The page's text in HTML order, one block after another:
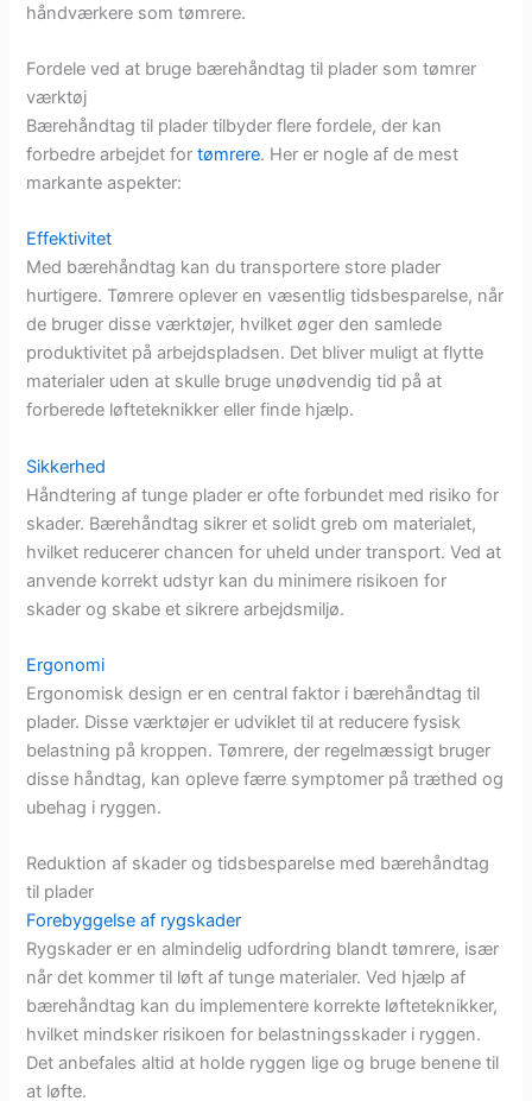
håndværkere som tømrere.
Fordele ved at bruge bærehåndtag til plader som tømrer
værktøj
Bærehåndtag til plader tilbyder flere fordele, der kan
forbedre arbejdet fortømrere. Her er nogle af de mest
markante aspekter:
Effektivitet
Med bærehåndtag kan du transportere store plader
hurtigere. Tømrere oplever en væsentlig tidsbesparelse, når
de bruger disse værktøjer, hvilket øger den samlede
produktivitet på arbejdspladsen. Det bliver muligt at flytte
materialer uden at skulle bruge unødvendig tid på at
forberede løfteteknikker eller finde hjælp.
Sikkerhed
Håndtering af tunge plader er ofte forbundet med risiko for
skader. Bærehåndtag sikrer et solidt greb om materialet,
hvilket reducerer chancen for uheld under transport. Ved at
anvende korrekt udstyr kan du minimere risikoen for
skader og skabe et sikrere arbejdsmiljø.
Ergonomi
Ergonomisk design er en central faktor i bærehåndtag til
plader. Disse værktøjer er udviklet til at reducere fysisk
belastning på kroppen. Tømrere, der regelmæssigt bruger
disse håndtag, kan opleve færre symptomer på træthed og
ubehag i ryggen.
Reduktion af skader og tidsbesparelse med bærehåndtag
til plader
Forebyggelse af rygskader
Rygskader er en almindelig udfordring blandt tømrere, især
når det kommer til løft af tunge materialer. Ved hjælp af
bærehåndtag kan du implementere korrekte løfteteknikker,
hvilket mindsker risikoen for belastningsskader i ryggen.
Det anbefales altid at holde ryggen lige og bruge benene til
at løfte.